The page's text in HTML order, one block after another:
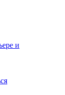
и